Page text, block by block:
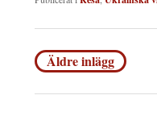
Inläggsnavigering
Äldre inlägg